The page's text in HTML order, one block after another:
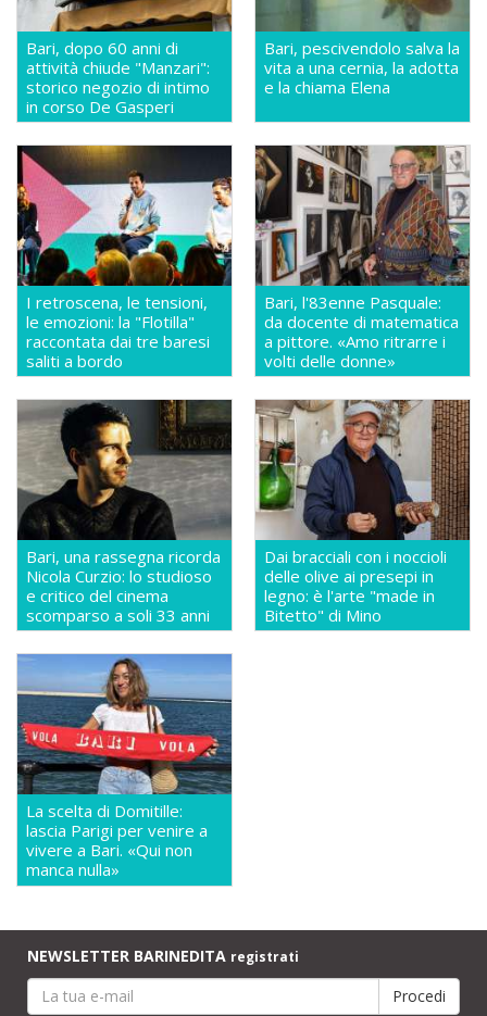
Bari, dopo 60 anni di
attività chiude "Manzari":
storico negozio di intimo
in corso De Gasperi
Bari, pescivendolo salva la
vita a una cernia, la adotta
e la chiama Elena
I retroscena, le tensioni,
le emozioni: la "Flotilla"
raccontata dai tre baresi
saliti a bordo
Bari, l'83enne Pasquale:
da docente di matematica
a pittore. «Amo ritrarre i
volti delle donne»
Bari, una rassegna ricorda
Nicola Curzio: lo studioso
e critico del cinema
scomparso a soli 33 anni
Dai bracciali con i noccioli
delle olive ai presepi in
legno: è l'arte "made in
Bitetto" di Mino
La scelta di Domitille:
lascia Parigi per venire a
vivere a Bari. «Qui non
manca nulla»
NEWSLETTER BARINEDITA registrati